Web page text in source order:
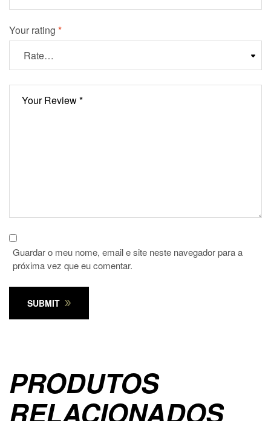
Your rating *
Guardar o meu nome, email e site neste navegador para a
próxima vez que eu comentar.
SUBMIT
PRODUTOS
RELACIONADOS